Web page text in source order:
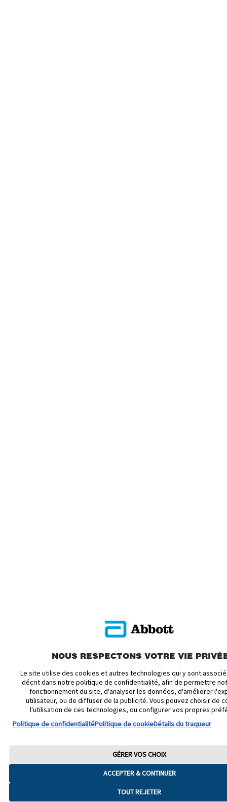
NOUS RESPECTONS VOTRE VIE
Le site utilise des cookies et autres technologies qui y sont
décrit dans notre politique de confidentialité, afin de permettre
fonctionnement du site, d'analyser les données, d'améliorer
utilisateur, ou de diffuser de la publicité. Vous pouvez choisir de
l'utilisation de ces technologies, ou configurer vos propres
Politique de confidentialitéPolitique de cookieDétails du traqueur
ACCEPTER & CONTINUER
TOUT REJETER
GÉRER VOS CHOIX